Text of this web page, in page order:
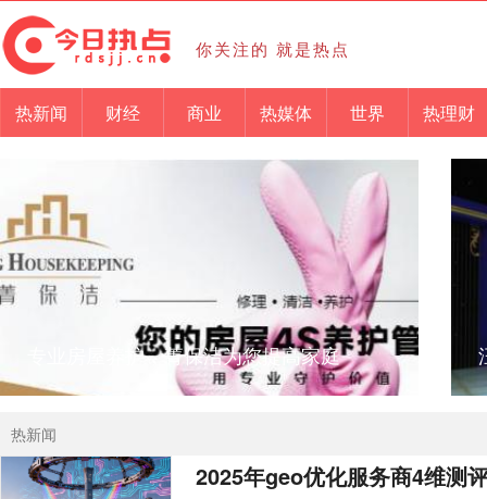
你关注的 就是热点
热新闻 财经 商业 热媒体 世界 热理财
专业房屋养护，菁保洁为您提高家庭
热新闻
2025年geo优化服务商4维测